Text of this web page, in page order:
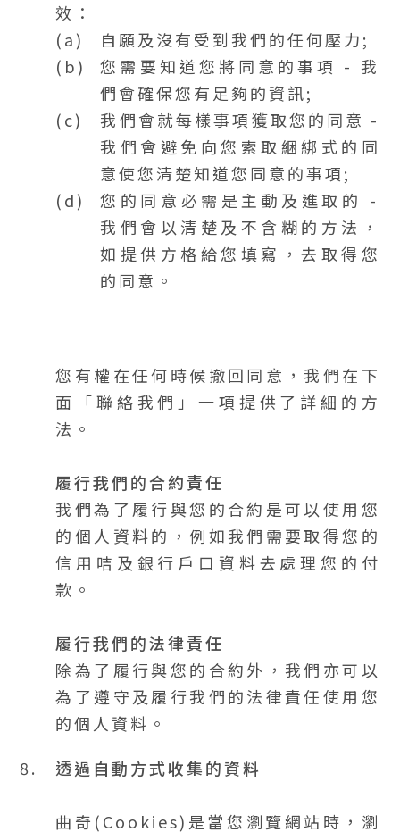
效：
自願及沒有受到我們的任何壓力;
您需要知道您將同意的事項 - 我
們會確保您有足夠的資訊;
我們會就每樣事項獲取您的同意 -
我們會避免向您索取綑綁式的同
意使您清楚知道您同意的事項;
您的同意必需是主動及進取的 -
我們會以清楚及不含糊的方法，
如提供方格給您填寫，去取得您
的同意。
您有權在任何時候撤回同意，我們在下
面「聯絡我們」一項提供了詳細的方
法。
履行我們的合約責任
我們為了履行與您的合約是可以使用您
的個人資料的，例如我們需要取得您的
信用咭及銀行戶口資料去處理您的付
款。
履行我們的法律責任
除為了履行與您的合約外，我們亦可以
為了遵守及履行我們的法律責任使用您
的個人資料。
8.
透過自動方式收集的資料
曲奇(Cookies)是當您瀏覽網站時，瀏